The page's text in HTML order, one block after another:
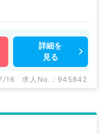
詳細を
見る
16 求人No. : 945842